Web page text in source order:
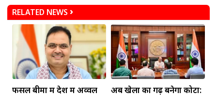
RELATED NEWS
फसल बीमा में देश में अव्वल
अब खेलों का गढ़ बनेगा कोटा: